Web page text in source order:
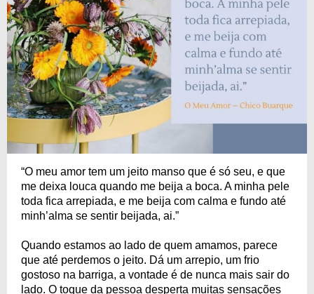
“O meu amor tem um jeito manso que é só seu, e que
me deixa louca quando me beija a boca. A minha pele
toda fica arrepiada, e me beija com calma e fundo até
minh’alma se sentir beijada, ai.”
Quando estamos ao lado de quem amamos, parece
que até perdemos o jeito. Dá um arrepio, um frio
gostoso na barriga, a vontade é de nunca mais sair do
lado. O toque da pessoa desperta muitas sensações